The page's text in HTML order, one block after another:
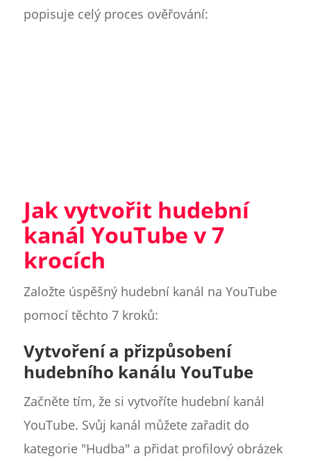
popisuje celý proces ověřování:
Jak vytvořit hudební
kanál YouTube v 7
krocích
Založte úspěšný hudební kanál na YouTube
pomocí těchto 7 kroků:
Vytvoření a přizpůsobení
hudebního kanálu YouTube
Začněte tím, že si vytvoříte hudební kanál
YouTube. Svůj kanál můžete zařadit do
kategorie "Hudba" a přidat profilový obrázek